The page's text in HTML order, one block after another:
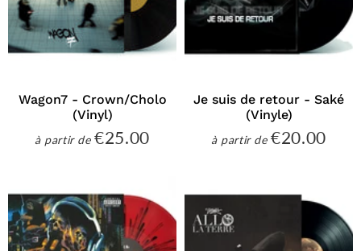
Wagon7 - Crown/Cholo
(Vinyl)
à partir dePrix
€25.00
Je suis de retour - Saké
(Vinyle)
à partir dePrix
€20.00